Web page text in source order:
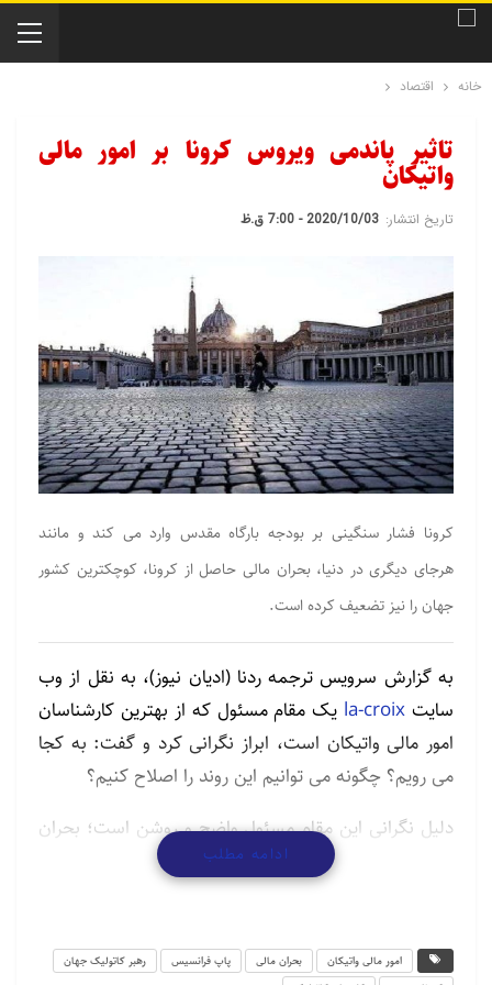
خانه اقتصاد
تاثیر پاندمی ویروس کرونا بر امور مالی
واتیکان
تاریخ انتشار: 2020/10/03 - 7:00 ق.ظ
کرونا فشار سنگینی بر بودجه­ بارگاه مقدس وارد می­ کند و مانند
هرجای دیگری در دنیا، بحران مالی حاصل از کرونا، کوچکترین کشور
جهان را نیز تضعیف کرده­ است.
به گزارش سرویس ترجمه ردنا (ادیان نیوز)، به نقل از وب
سایت
یک مقام مسئول که از بهترین کارشناسان
امور مالی واتیکان است، ابراز نگرانی کرد و گفت: به کجا
می­ رویم؟ چگونه می­ توانیم این روند را اصلاح کنیم؟
دلیل نگرانی این مقام مسئول واضح و روشن است؛ بحران
کرونا و هزینه های پروتکل های بهداشتی، فشار سنگینی بر
بودجه­ بارگاه مقدس وارد می­ کند مانند هرجای دیگری در
ادامه مطلب
امور مالی واتیکان بحران مالی پاپ فرانسیس
رهبر کاتولیک جهان